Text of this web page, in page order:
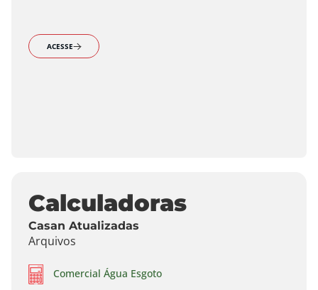
ACESSE
Calculadoras
Casan Atualizadas
Arquivos
Comercial Água Esgoto